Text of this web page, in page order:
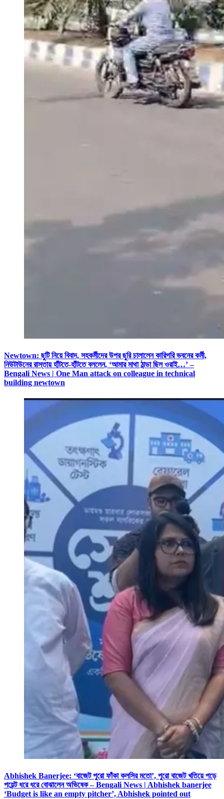
Newtown: ছুটি নিয়ে বিবাদ, সহকর্মীদের উপর ছুরি চালালেন কারিগরি ভবনের কর্মী,
নিউটাউনের রাস্তায় হাঁটতে-হাঁটতে বললেন, ‘আমার মাথা ঠান্ডা ছিল ওরাই…’ –
Bengali News | One Man attack on colleague in technical
building newtown
Abhishek Banerjee: ‘বাজেট পুরো ফাঁকা কলসির মতো’, পুরো বাজেট খতিয়ে পড়ে
পয়েন্ট ধরে ধরে বোঝালেন অভিষেক – Bengali News | Abhishek banerjee
‘Budget is like an empty pitcher’, Abhishek pointed out